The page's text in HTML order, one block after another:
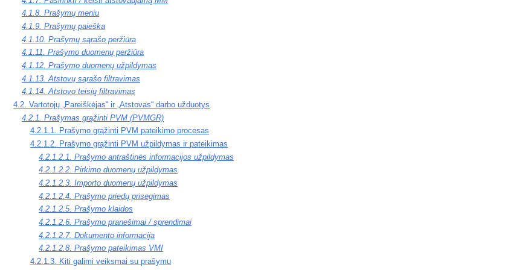
4.1.8. Prašymų meniu
4.1.9. Prašymų paieška
4.1.10. Prašymų sąrašo peržiūra
4.1.11. Prašymo duomenų peržiūra
4.1.12. Prašymo duomenų užpildymas
4.1.13. Atstovų sąrašo filtravimas
4.1.14. Atstovo teisių filtravimas
4.2. Vartotojų „Pareiškėjas“ ir „Atstovas“ darbo užduotys
4.2.1. Prašymas grąžinti PVM (PVMGR)
4.2.1.1. Prašymo grąžinti PVM pateikimo procesas
4.2.1.2. Prašymo grąžinti PVM užpildymas ir pateikimas
4.2.1.2.1. Prašymo antraštinės informacijos užpildymas
4.2.1.2.2. Pirkimo duomenų užpildymas
4.2.1.2.3. Importo duomenų užpildymas
4.2.1.2.4. Prašymo priedų prisegimas
4.2.1.2.5. Prašymo klaidos
4.2.1.2.6. Prašymo pranešimai / sprendimai
4.2.1.2.7. Dokumento informacija
4.2.1.2.8. Prašymo pateikimas VMI
4.2.1.3. Kiti galimi veiksmai su prašymu